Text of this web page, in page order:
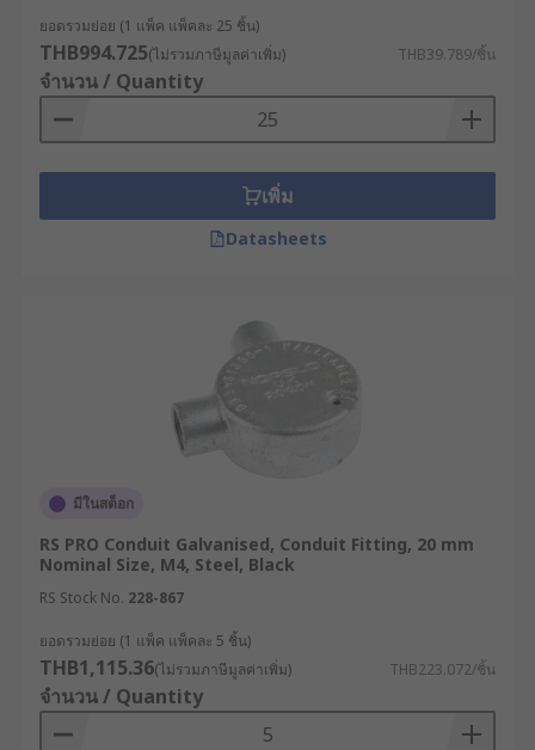
นอกจากประเภทข้อต่อที่กล่าวถึงไปข้างต้นแล้ว การ
เลือกข้อต่อจากวัสดุต่าง ๆ ก็สำคัญเช่นกัน โดยขึ้นอยู่กับ
ลักษณะของงานและสภาพแวดล้อมในการติดตั้ง เช่น
ในพื้นที่ที่มีความชื้นสูง อาจเลือกใช้ข้อต่อที่ทำจากวัสดุ
ทนความชื้นอย่างข้อต่อทองเหลือง
ตัวอย่างการประยุกต์ใช้ข้อต่อ
ท่อร้อยสายไฟ
ตั้งแต่งานในบ้านพักอาศัยไปจนถึงโรงงานอุตสาหกรรม
ขนาดใหญ่ ที่พบได้บ่อย ๆ มีดังนี้
อาคารสำนักงาน : การเดินสายไฟจากแผง
ควบคุมไฟฟ้าหลักไปยังห้องต่าง ๆ ต้องใช้ข้อต่อ
ฉากเพื่อเลี้ยวตามมุมของอาคาร และใช้ข้อต่อ
ไปยังแต่ละชั้น
โรงงานอุตสาหกรรม : การเดินสายไฟเพื่อจ่ายไฟ
รองรับการสั่นสะเทือนจากเครื่องจักร และใช้ข้อ
ต่อกันน้ำในบริเวณที่มีความชื้นสูง
งานก่อสร้าง : การเดินสายไฟชั่วคราวสำหรับ
เครื่องมือก่อสร้าง อาจต้องใช้ข้อต่อแบบถอด
ประกอบได้เพื่อความสะดวกในการเคลื่อนย้าย
ยอดรวมย่อย (1 แพ็ค แพ็คละ 25 ชิ้น)
THB994.725(ไม่รวมภาษีมูลค่าเพิ่ม) THB39.789/ชิ้น
จำนวน / Quantity
เพิ่ม
Datasheets
มีในสต็อก
RS PRO Conduit Galvanised, Conduit Fitting, 20 mm
Nominal Size, M4, Steel, Black
RS Stock No. 228-867
ยอดรวมย่อย (1 แพ็ค แพ็คละ 5 ชิ้น)
THB1,115.36(ไม่รวมภาษีมูลค่าเพิ่ม) THB223.072/ชิ้น
จำนวน / Quantity